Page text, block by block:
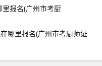
哪里报名(广州市考厨师证